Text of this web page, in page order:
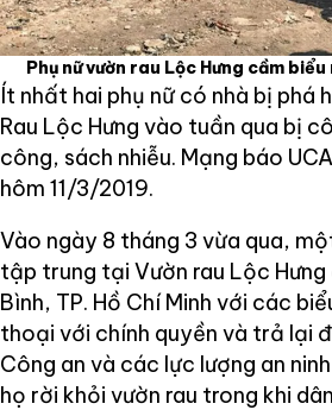
Phụ nữ vườn rau Lộc Hưng cầm
Ít nhất hai phụ nữ có nhà bị phá
Rau Lộc Hưng vào tuần qua bị
công, sách nhiễu. Mạng báo
hôm 11/3/2019.
Vào ngày 8 tháng 3 vừa qua,
tập trung tại Vườn rau Lộc Hưng
Bình, TP. Hồ Chí Minh với các
thoại với chính quyền và trả lại
Công an và các lực lượng an
họ rời khỏi vườn rau trong khi